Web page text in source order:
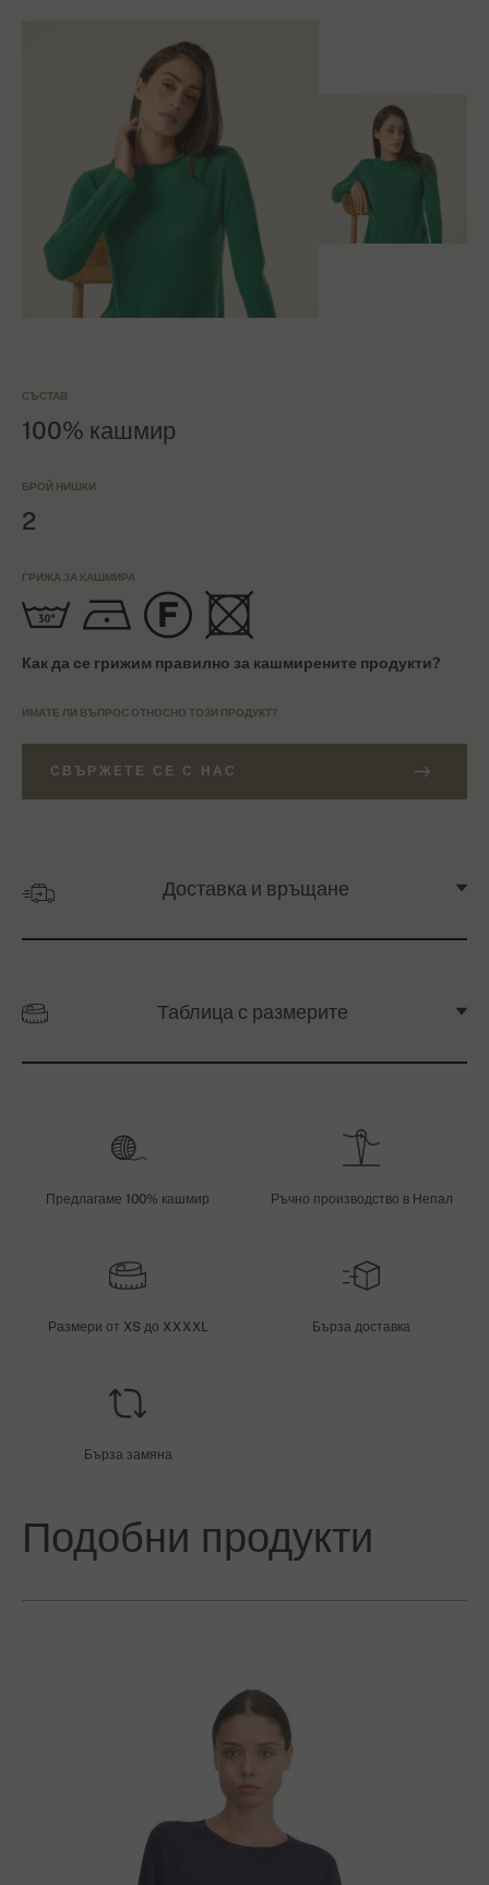
СЪСТАВ
100% кашмир
БРОЙ НИШКИ
2
ГРИЖА ЗА КАШМИРА
Как да се грижим правилно за кашмирените продукти?
ИМАТЕ ЛИ ВЪПРОС ОТНОСНО ТОЗИ ПРОДУКТ?
СВЪРЖЕТЕ СЕ С НАС
Доставка и връщане
Таблица с размерите
Предлагаме 100% кашмир Ръчно производство в Непал
Размери от XS до XXXXL Бърза доставка
Бърза замяна
Подобни продукти